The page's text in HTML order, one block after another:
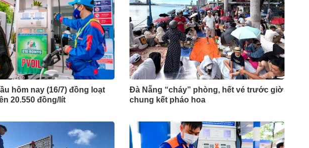
hôm nay (16/7) đồng loạt
20.550 đồng/lít
Đà Nẵng “cháy” phòng, hết vé trước giờ
chung kết pháo hoa